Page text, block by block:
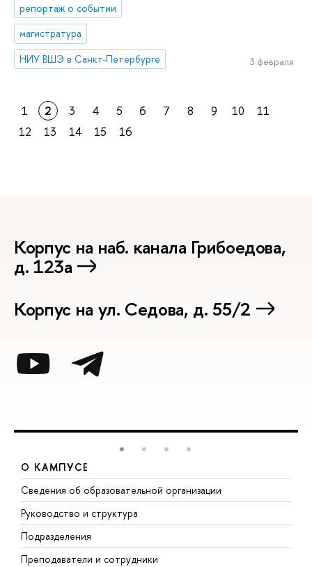
репортаж о событии
магистратура
НИУ ВШЭ в Санкт-Петербурге
3 февраля
1 2 3 4 5 6 7 8 9 10
11
12
13 14 15 16
Корпус на наб. канала Грибоедова,
д. 123а
Корпус на ул. Седова, д. 55/2
О КАМПУСЕ
Сведения об образовательной организации
Руководство и структура
Подразделения
Преподаватели и сотрудники